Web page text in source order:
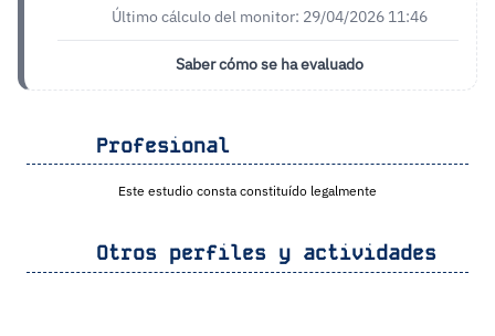
Último cálculo del monitor: 29/04/2026 11:46
Saber cómo se ha evaluado
Profesional
Este estudio consta constituído legalmente
Otros perfiles y actividades